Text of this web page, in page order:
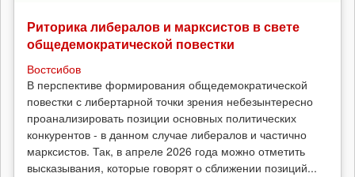
Риторика либералов и марксистов в свете
общедемократической повестки
Востсибов
В перспективе формирования общедемократической
повестки с либертарной точки зрения небезынтересно
проанализировать позиции основных политических
конкурентов - в данном случае либералов и частично
марксистов. Так, в апреле 2026 года можно отметить
высказывания, которые говорят о сближении позиций...